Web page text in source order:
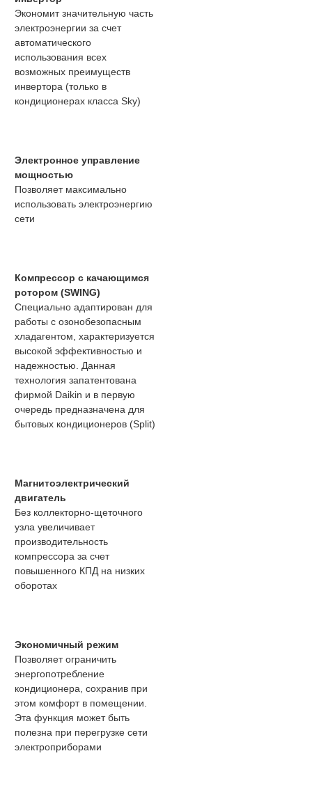
Экономит значительную часть
электроэнергии за счет
автоматического
использования всех
возможных преимуществ
инвертора (только в
кондиционерах класса Sky)
Электронное управление
мощностью
Позволяет максимально
использовать электроэнергию
сети
Компрессор с качающимся
ротором (SWING)
Специально адаптирован для
работы с озонобезопасным
хладагентом, характеризуется
высокой эффективностью и
надежностью. Данная
технология запатентована
фирмой Daikin и в первую
очередь предназначена для
бытовых кондиционеров (Split)
Магнитоэлектрический
двигатель
Без коллекторно-щеточного
узла увеличивает
производительность
компрессора за счет
повышенного КПД на низких
оборотах
Экономичный режим
Позволяет ограничить
энергопотребление
кондиционера, сохранив при
этом комфорт в помещении.
Эта функция может быть
полезна при перегрузке сети
электроприборами